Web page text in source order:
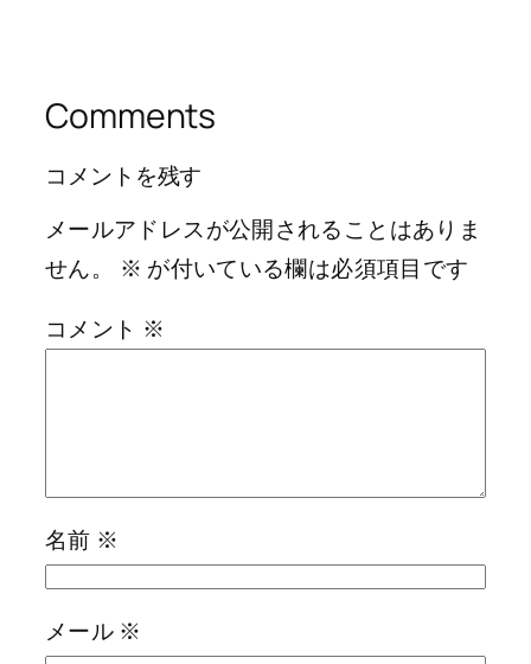
Comments
コメントを残す
メールアドレスが公開されることはありま
せん。
※ が付いている欄は必須項目です
コメント ※
名前 ※
メール ※